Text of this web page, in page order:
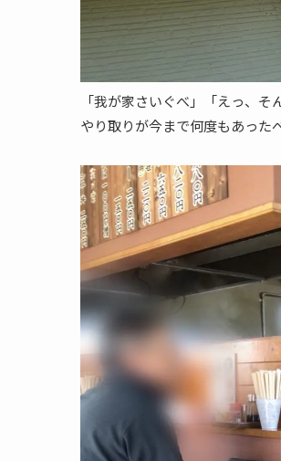
「我が家さいぐべ」「えっ、
やり取りが今まで何度もあったべ